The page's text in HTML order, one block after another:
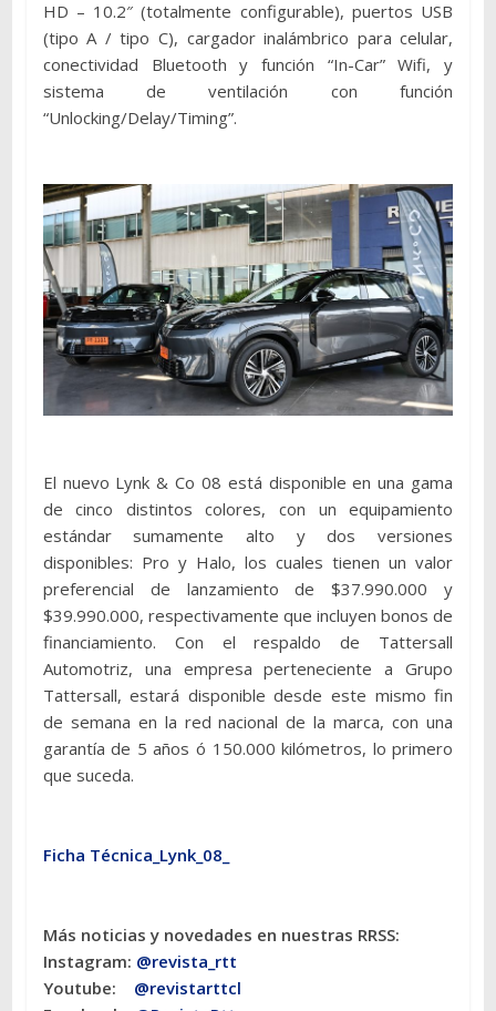
HD – 10.2″ (totalmente configurable), puertos USB
(tipo A / tipo C), cargador inalámbrico para celular,
conectividad Bluetooth y función “In-Car” Wifi, y
sistema de ventilación con función
“Unlocking/Delay/Timing”.
El nuevo Lynk & Co 08 está disponible en una gama
de cinco distintos colores, con un equipamiento
estándar sumamente alto y dos versiones
disponibles: Pro y Halo, los cuales tienen un valor
preferencial de lanzamiento de $37.990.000 y
$39.990.000, respectivamente que incluyen bonos de
financiamiento. Con el respaldo de Tattersall
Automotriz, una empresa perteneciente a Grupo
Tattersall, estará disponible desde este mismo fin
de semana en la red nacional de la marca, con una
garantía de 5 años ó 150.000 kilómetros, lo primero
que suceda.
Ficha Técnica_Lynk_08_
Más noticias y novedades en nuestras RRSS:
Instagram: @revista_rtt
Youtube: @revistarttcl